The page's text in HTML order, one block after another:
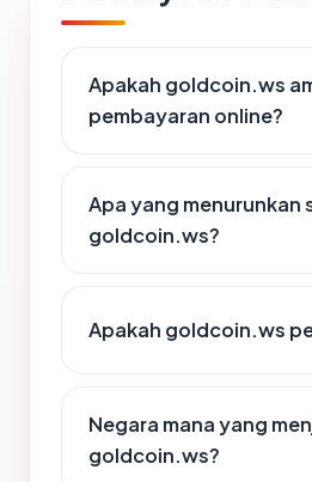
Apakah goldcoin.ws
pembayaran online?
Apa yang menurunkan
goldcoin.ws?
Apakah goldcoin.ws
Negara mana yang
goldcoin.ws?